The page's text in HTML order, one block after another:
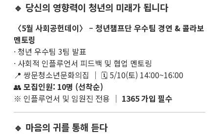
🔹 당신의 영향력이 청년의 미래가 됩니다
〈5월 사회공헌데이〉 – 청년챔프단 우수팀 경연 & 콜라보
멘토링
· 청년 우수팀 3팀 발표
· 사회적 인플루언서 피드백 및 협업 멘토링
📍 쌍문청소년문화의집 ｜ 🗓 5/10(토) 14:00~16:00
👥 모집인원: 10명 (선착순)
※ 인플루언서 및 임원진 전용 ｜ 1365 가입 필수
🔹 마음의 귀를 통해 듣다